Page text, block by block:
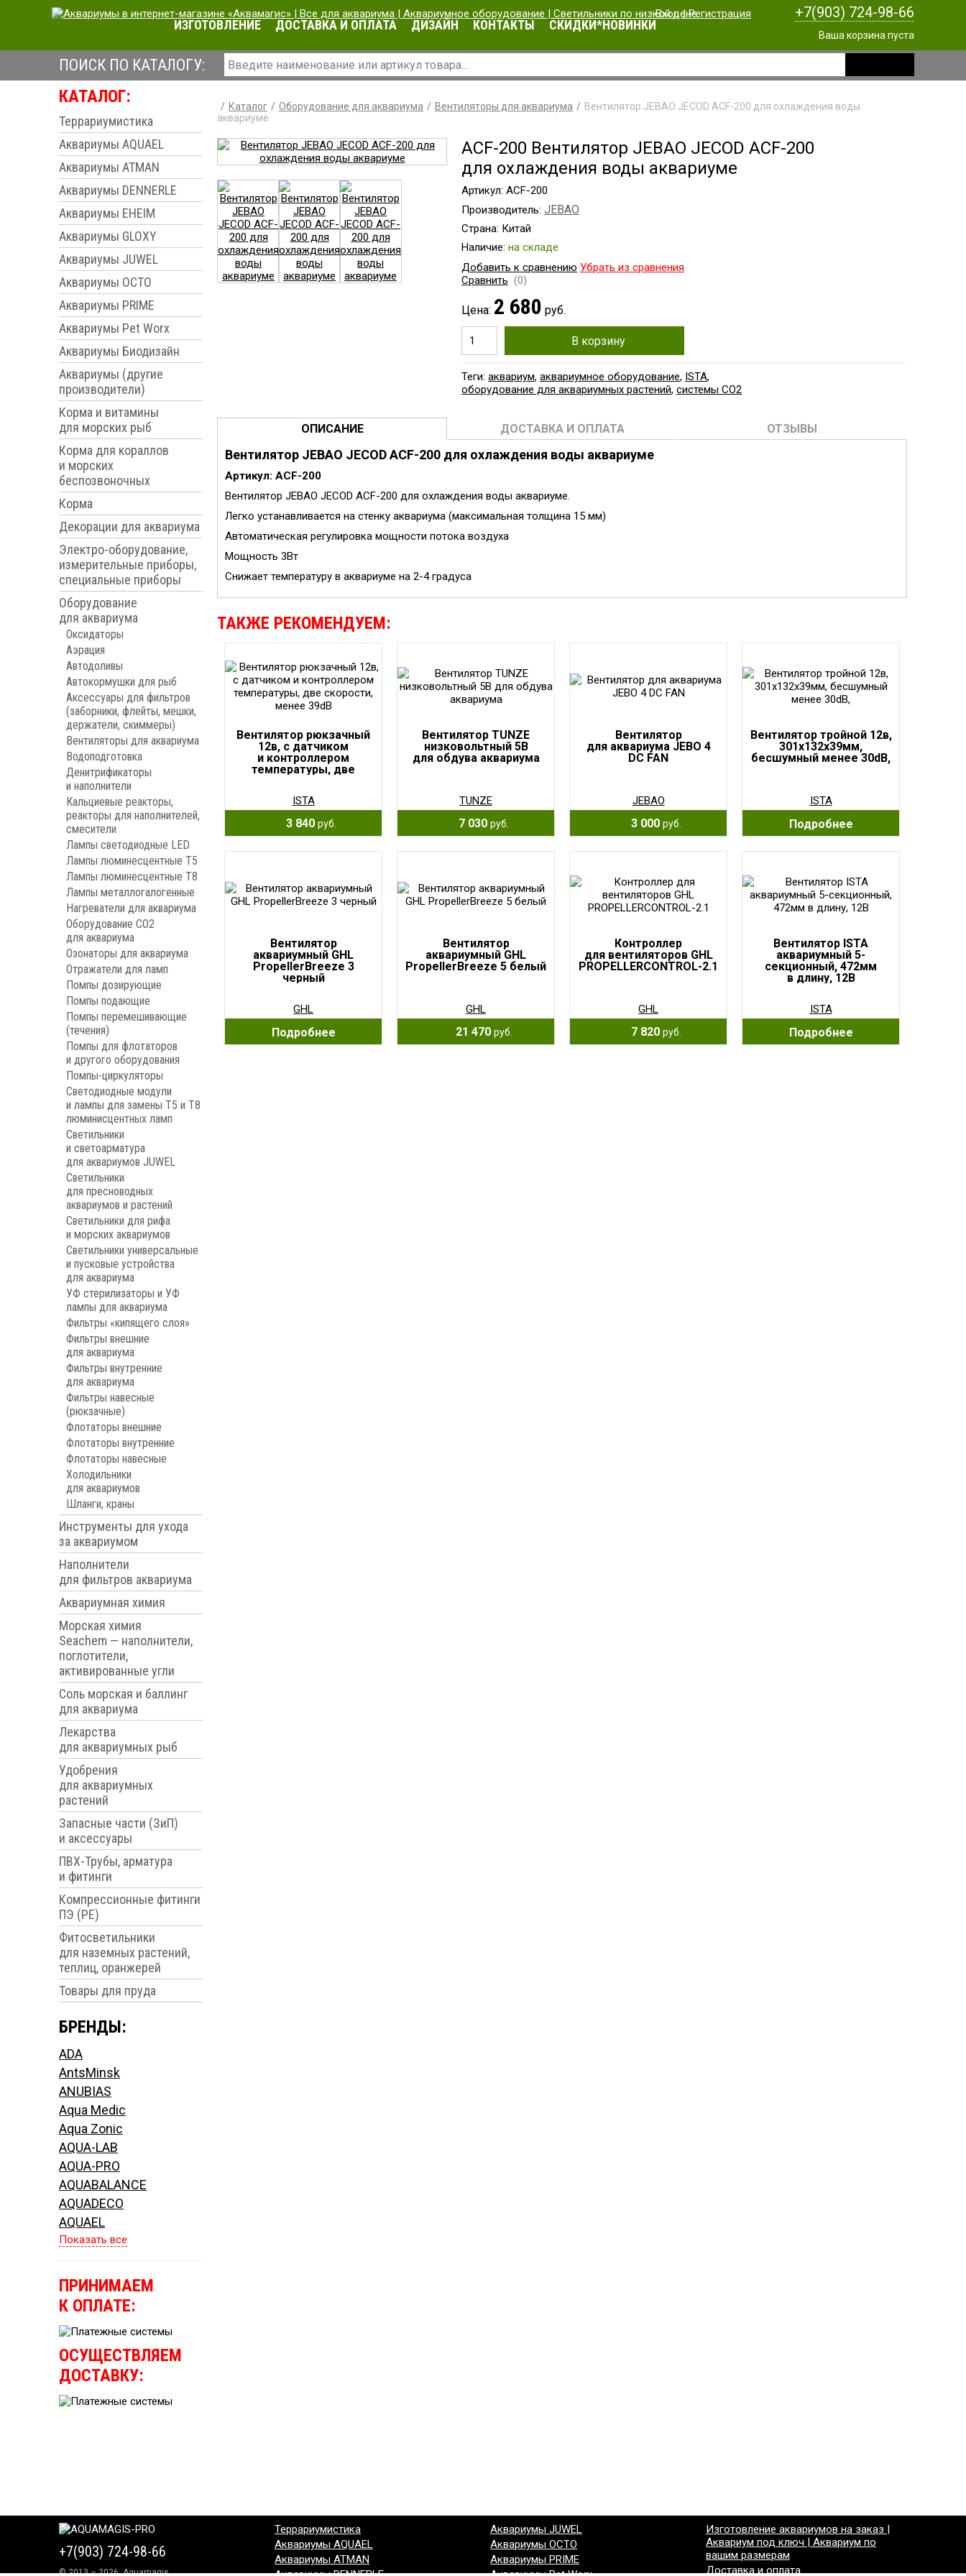
Вход|Регистрация +7(903) 724-98-66
Ваша корзина пуста
ИЗГОТОВЛЕНИЕ ДОСТАВКА И ОПЛАТА ДИЗАЙН КОНТАКТЫ СКИДКИ*НОВИНКИ
ПОИСК ПО КАТАЛОГУ:
КАТАЛОГ:
Террариумистика
Аквариумы AQUAEL
Аквариумы ATMAN
Аквариумы DENNERLE
Аквариумы EHEIM
Аквариумы GLOXY
Аквариумы JUWEL
Аквариумы OCTO
Аквариумы PRIME
Аквариумы Pet Worx
Аквариумы Биодизайн
Аквариумы (другие
производители)
Корма и витамины
для морских рыб
Корма для кораллов
и морских
беспозвоночных
Корма
Декорации для аквариума
Электро-оборудование,
измерительные приборы,
специальные приборы
Оборудование
для аквариума
Оксидаторы
Аэрация
Автодоливы
Автокормушки для рыб
Аксессуары для фильтров
(заборники, флейты, мешки,
держатели, скиммеры)
Вентиляторы для аквариума
Водоподготовка
Денитрификаторы
и наполнители
Кальциевые реакторы,
реакторы для наполнителей,
смесители
Лампы светодиодные LED
Лампы люминесцентные Т5
Лампы люминесцентные Т8
Лампы металлогалогенные
Нагреватели для аквариума
Оборудование CO2
для аквариума
Озонаторы для аквариума
Отражатели для ламп
Помпы дозирующие
Помпы подающие
Помпы перемешивающие
(течения)
Помпы для флотаторов
и другого оборудования
Помпы-циркуляторы
Светодиодные модули
и лампы для замены Т5 и Т8
люминисцентных ламп
Светильники
и светоарматура
для аквариумов JUWEL
Светильники
для пресноводных
аквариумов и растений
Светильники для рифа
и морских аквариумов
Светильники универсальные
и пусковые устройства
для аквариума
УФ стерилизаторы и УФ
лампы для аквариума
Фильтры «кипящего слоя»
Фильтры внешние
для аквариума
Фильтры внутренние
для аквариума
Фильтры навесные
(рюкзачные)
Флотаторы внешние
Флотаторы внутренние
Флотаторы навесные
Холодильники
для аквариумов
Шланги, краны
Инструменты для ухода
за аквариумом
Наполнители
для фильтров аквариума
Аквариумная химия
Морская химия
Seachem — наполнители,
поглотители,
активированные угли
Соль морская и баллинг
для аквариума
Лекарства
для аквариумных рыб
Удобрения
для аквариумных
растений
Запасные части (ЗиП)
и аксессуары
ПВХ-Трубы, арматура
и фитинги
Компрессионные фитинги
ПЭ (PE)
Фитосветильники
для наземных растений,
теплиц, оранжерей
Товары для пруда
БРЕНДЫ:
ADA
AntsMinsk
ANUBIAS
Aqua Medic
Aqua Zonic
AQUA-LAB
AQUA-PRO
AQUABALANCE
AQUADECO
AQUAEL
Показать все
ПРИНИМАЕМ
К ОПЛАТЕ:
ОСУЩЕСТВЛЯЕМ
ДОСТАВКУ:
Каталог Оборудование для аквариума Вентиляторы для аквариума
Вентилятор JEBAO JECOD ACF-200 для охлаждения воды
аквариуме
ACF-200 Вентилятор JEBAO JECOD ACF-200
для охлаждения воды аквариуме
Артикул: ACF-200
Производитель: JEBAO
Страна: Китай
Наличие: на складе
Добавить к сравнению Убрать из сравнения
Сравнить (0)
Цена: 2 680 руб.
В корзину
Теги: аквариум, аквариумное оборудование, ISTA,
оборудование для аквариумных растений, системы СО2
ОПИСАНИЕ ДОСТАВКА И ОПЛАТА ОТЗЫВЫ
Вентилятор JEBAO JECOD ACF-200 для охлаждения воды аквариуме
Артикул: ACF-200
Вентилятор JEBAO JECOD ACF-200 для охлаждения воды аквариуме.
Легко устанавливается на стенку аквариума (максимальная толщина 15 мм)
Автоматическая регулировка мощности потока воздуха
Мощность 3Вт
Снижает температуру в аквариуме на 2-4 градуса
ТАКЖЕ РЕКОМЕНДУЕМ:
Вентилятор рюкзачный
12в, с датчиком
и контроллером
температуры, две
ISTA
3 840 руб.
Вентилятор TUNZE
низковольтный 5В
для обдува аквариума
TUNZE
7 030 руб.
Вентилятор
для аквариума JEBO 4
DC FAN
JEBAO
3 000 руб.
Вентилятор тройной 12в,
301х132х39мм,
бесшумный менее 30dB,
ISTA
Подробнее
Вентилятор
аквариумный GHL
PropellerBreeze 3
черный
GHL
Подробнее
Вентилятор
аквариумный GHL
PropellerBreeze 5 белый
GHL
21 470 руб.
Контроллер
для вентиляторов GHL
PROPELLERCONTROL-2.1
GHL
7 820 руб.
Вентилятор ISTA
аквариумный 5-
секционный, 472мм
в длину, 12В
ISTA
Подробнее
+7(903) 724-98-66
© 2013 – 2026, Aquamagis
Террариумистика
Аквариумы AQUAEL
Аквариумы ATMAN
Аквариумы JUWEL
Аквариумы OCTO
Аквариумы PRIME
Изготовление аквариумов на заказ |
Аквариум под ключ | Аквариум по
вашим размерам
Доставка и оплата